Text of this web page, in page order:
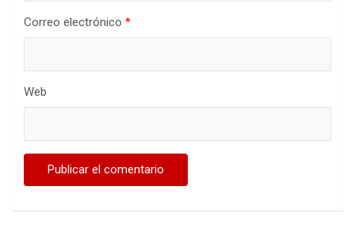
Correo electrónico *
Web